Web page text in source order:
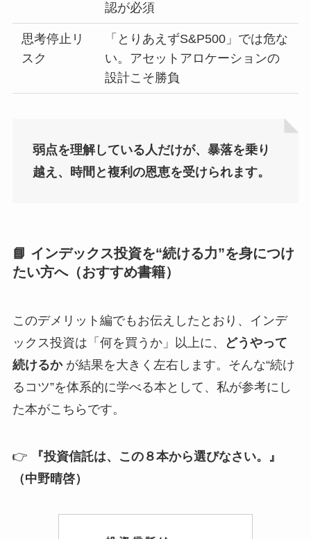
認が必須
思考停止リ
スク
「とりあえずS&P500」では危な
い。アセットアロケーションの
設計こそ勝負
弱点を理解している人だけが、暴落を乗り
越え、時間と複利の恩恵を受けられます。
📘 インデックス投資を“続ける力”を身につけ
たい方へ（おすすめ書籍）
このデメリット編でもお伝えしたとおり、インデ
ックス投資は「何を買うか」以上に、
どうやって
続けるかが結果を大きく左右します。そんな“続け
るコツ”を体系的に学べる本として、私が参考にし
た本がこちらです。
👉
『投資信託は、この８本から選びなさい。』
（中野晴啓）